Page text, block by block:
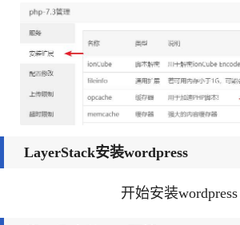
LayerStack安装wordpress
开始安装wordpress